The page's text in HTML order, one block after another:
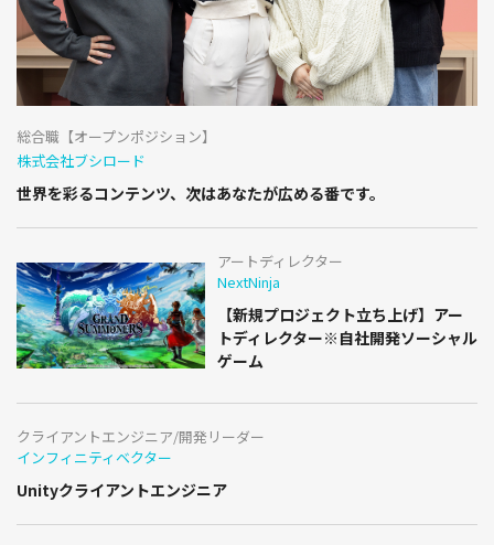
総合職【オープンポジション】
株式会社ブシロード
世界を彩るコンテンツ、次はあなたが広める番です。
アートディレクター
NextNinja
【新規プロジェクト立ち上げ】アー
トディレクター※自社開発ソーシャル
ゲーム
クライアントエンジニア/開発リーダー
インフィニティベクター
Unityクライアントエンジニア